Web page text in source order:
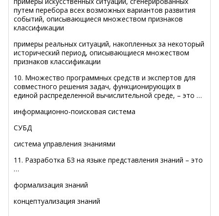
путем перебора всех возможных вариантов развития
событий, описывающиеся множеством признаков
классификации
примеры реальных ситуаций, накопленных за некоторый
исторический период, описывающиеся множеством
признаков классификации
10. Множество программных средств и экспертов для
совместного решения задач, функционирующих в
единой распределенной вычислительной среде, – это …
информационно-поисковая система
СУБД
система управления знаниями
11. Разработка БЗ на языке представления знаний – это
…
формализация знаний
концептуализация знаний